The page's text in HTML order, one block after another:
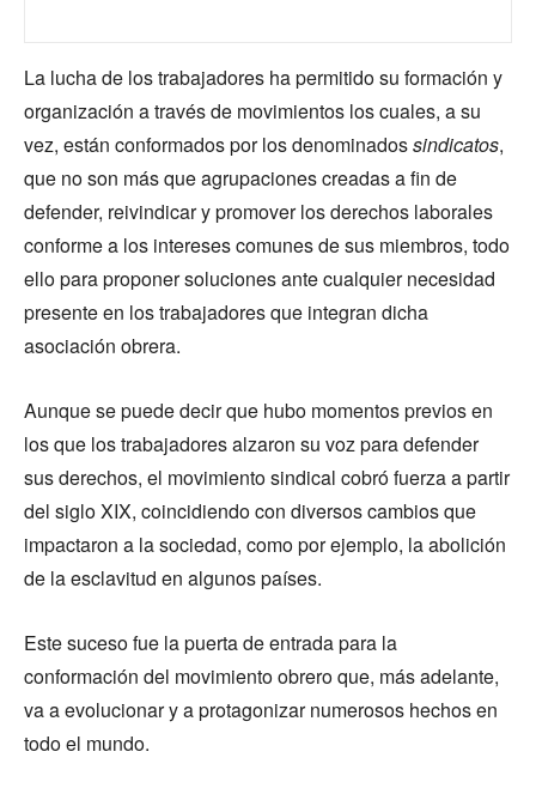
La lucha de los trabajadores ha permitido su formación y
organización a través de movimientos los cuales, a su
vez, están conformados por los denominadossindicatos,
que no son más que agrupaciones creadas a fin de
defender, reivindicar y promover los derechos laborales
conforme a los intereses comunes de sus miembros, todo
ello para proponer soluciones ante cualquier necesidad
presente en los trabajadores que integran dicha
asociación obrera.
Aunque se puede decir que hubo momentos previos en
los que los trabajadores alzaron su voz para defender
sus derechos, el movimiento sindical cobró fuerza a partir
del siglo XIX, coincidiendo con diversos cambios que
impactaron a la sociedad, como por ejemplo, la abolición
de la esclavitud en algunos países.
Este suceso fue la puerta de entrada para la
conformación del movimiento obrero que, más adelante,
va a evolucionar y a protagonizar numerosos hechos en
todo el mundo.